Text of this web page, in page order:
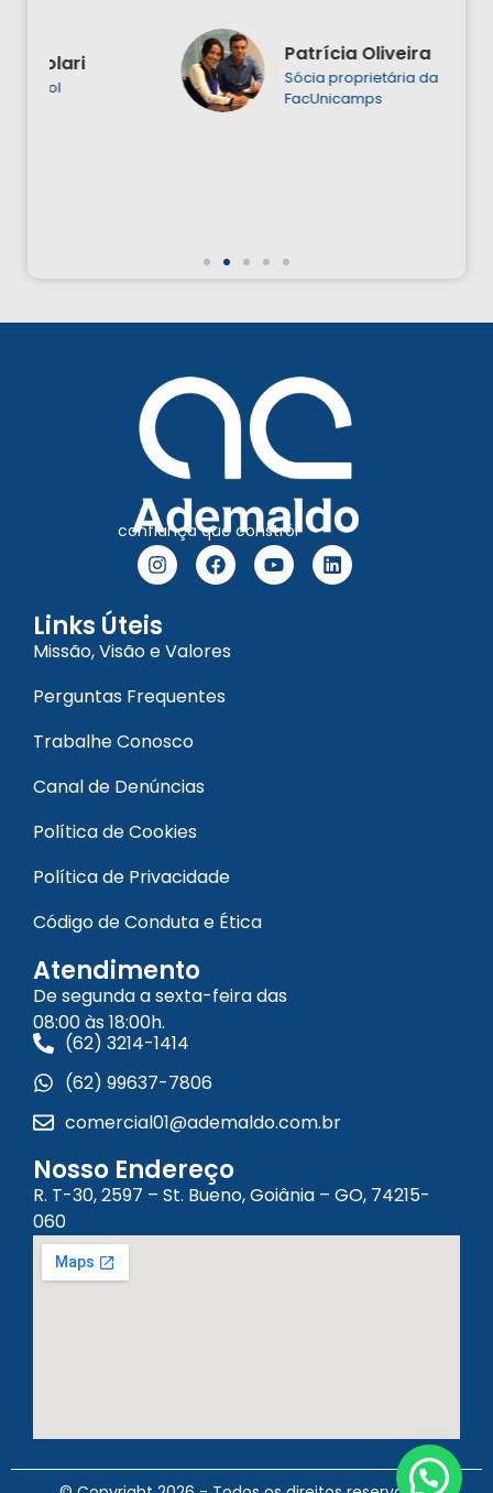
Patrícia Oliveira
Sócia proprietária da
FacUnicamps
confiança que constrói
Links Úteis
Missão, Visão e Valores
Perguntas Frequentes
Trabalhe Conosco
Canal de Denúncias
Política de Cookies
Política de Privacidade
Código de Conduta e Ética
Atendimento
De segunda a sexta-feira das
08:00 às 18:00h.
(62) 3214-1414
(62) 99637-7806
comercial01@ademaldo.com.br
Nosso Endereço
R. T-30, 2597 – St. Bueno, Goiânia – GO, 74215-
060